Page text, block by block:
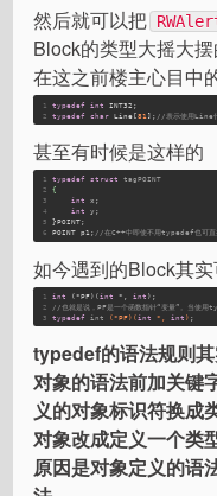
然后就可以把
Block的类型大摇大
在这之前楼主心目中
1
2
typedef int
INT32;
typedef
char Line[81 ]; //表示使用Line代
甚至有时候是这样的
1
2
3
4
5
6
typedef struct
tagPOINT
{
int
x;
int
y;
}POINT;
POINT p1; //在C++中即使不用typedef也可
如今遇到的Block其
1
2
3
int (*PF)(int *, int );
//也就是说，PF是一个函数指针“变量”。当使用
typedef
int (*PF) (int *, int ) ;
typedef的语法规则
对象的语法前加关键
义的对象标识符换成
对象改成定义一个类
原因是对象定义的语